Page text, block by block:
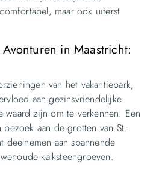
maar ook uiterst
in Maastricht:
van het vakantiepark,
aan gezinsvriendelijke
zijn om te verkennen. Een
bezoek aan de grotten van St.
deelnemen aan spannende
kalksteengroeven.